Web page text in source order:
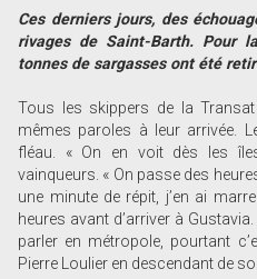
Ces derniers jours, des
rivages de Saint-Barth. Pour
tonnes de sargasses ont été
Tous les skippers de la
mêmes paroles à leur arrivée.
fléau. « On en voit dès les
vainqueurs. « On passe des
une minute de répit, j’en ai
heures avant d’arriver à
parler en métropole, pourtant
Pierre Loulier en descendant de